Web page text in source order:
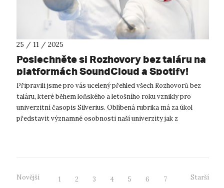
25 / 11 / 2025
Poslechněte si Rozhovory bez taláru na
platformách SoundCloud a Spotify!
Připravili jsme pro vás ucelený přehled všech Rozhovorů bez
taláru, které během loňského a letošního roku vznikly pro
univerzitní časopis Silverius. Oblíbená rubrika má za úkol
představit významné osobnosti naší univerzity jak z
Novější 1 2 3 4 5 6 7 Starší